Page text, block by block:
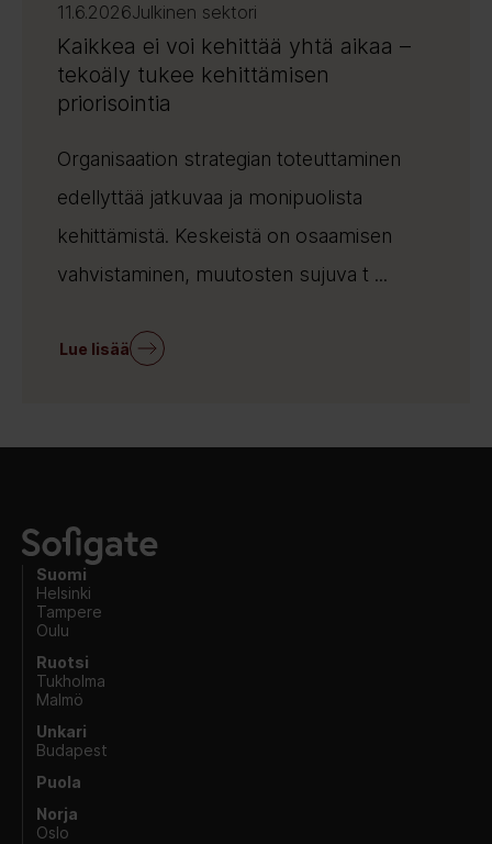
11.6.2026Julkinen sektori
Kaikkea ei voi kehittää yhtä aikaa –
tekoäly tukee kehittämisen
priorisointia
Organisaation strategian toteuttaminen
edellyttää jatkuvaa ja monipuolista
kehittämistä. Keskeistä on osaamisen
vahvistaminen, muutosten sujuva t ...
Lue lisää
Suomi
Helsinki
Tampere
Oulu
Ruotsi
Tukholma
Malmö
Unkari
Budapest
Puola
Norja
Oslo